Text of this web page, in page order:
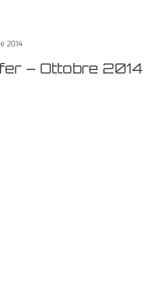
2014
– Ottobre 2014